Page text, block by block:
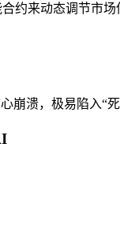
约来动态调节市场
崩溃，极易陷入“